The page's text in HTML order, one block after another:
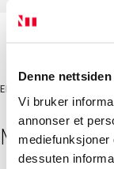
Denne
Vi bruker
annonser et
dessuten
EIER
Mikkel